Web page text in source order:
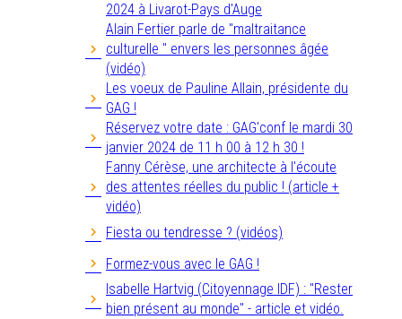
2024 à Livarot-Pays d'Auge
Alain Fertier parle de "maltraitance
culturelle " envers les personnes âgée
(vidéo)
Les voeux de Pauline Allain, présidente du
GAG !
Réservez votre date : GAG'conf le mardi 30
janvier 2024 de 11 h 00 à 12 h 30 !
Fanny Cérèse, une architecte à l'écoute
des attentes réelles du public ! (article +
vidéo)
Fiesta ou tendresse ? (vidéos)
Formez-vous avec le GAG !
Isabelle Hartvig (Citoyennage IDF) : "Rester
bien présent au monde" - article et vidéo.